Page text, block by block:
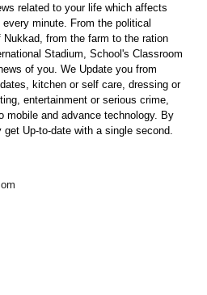
related to your life which affects
minute. From the political
from the farm to the ration
Stadium, School's Classroom
of you. We Update you from
kitchen or self care, dressing or
entertainment or serious crime,
mobile and advance technology. By
Up-to-date with a single second.